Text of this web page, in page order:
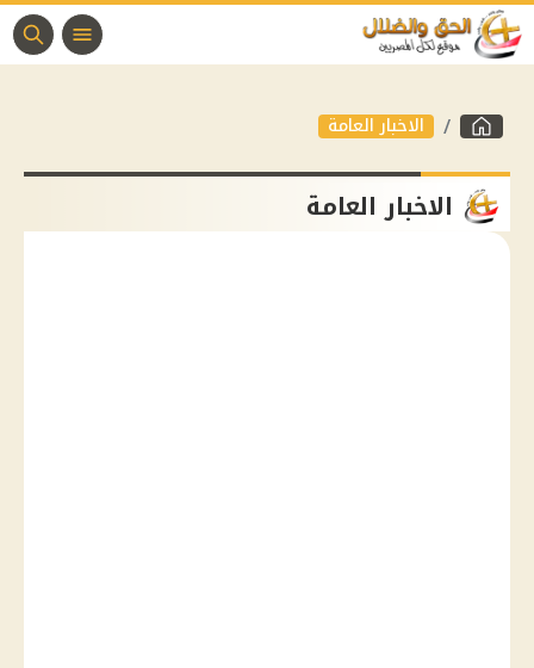
الاخبار العامة
الاخبار العامة